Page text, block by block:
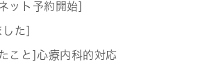
ット予約開始]
た]
こと]心療内科的対応